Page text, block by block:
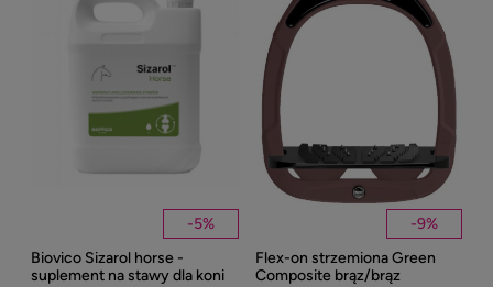
-5%
Biovico Sizarol horse -
suplement na stawy dla koni
-9%
Flex-on strzemiona Green
Composite brąz/brąz